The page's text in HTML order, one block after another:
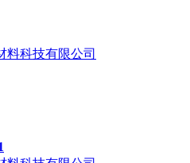
料科技有限公司